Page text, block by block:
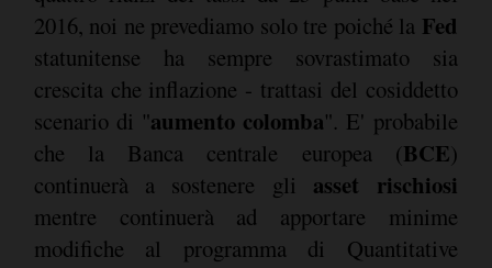
2016, noi ne prevediamo solo tre poiché la Fed
statunitense ha sempre sovrastimato sia
crescita che inflazione - trattasi del cosiddetto
scenario di "aumento colomba". E' probabile
che la Banca centrale europea (BCE)
continuerà a sostenere gli asset rischiosi
mentre continuerà ad apportare minime
modifiche al programma di Quantitative